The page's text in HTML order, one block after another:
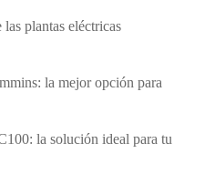
plantas eléctricas
la mejor opción para
la solución ideal para tu